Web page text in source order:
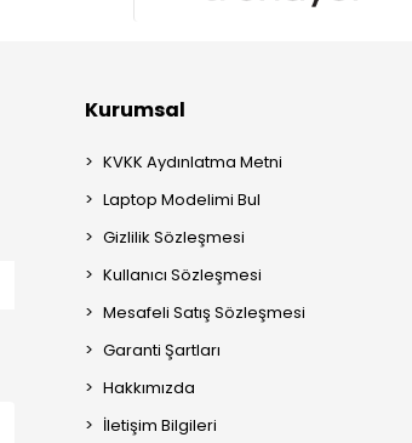
Kurumsal
KVKK Aydınlatma Metni
Laptop Modelimi Bul
Gizlilik Sözleşmesi
Kullanıcı Sözleşmesi
Mesafeli Satış Sözleşmesi
Garanti Şartları
Hakkımızda
İletişim Bilgileri